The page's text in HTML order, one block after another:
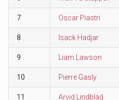
7 Oscar Piastri
8 Isack Hadjar
9 Liam Lawson
10 Pierre Gasly
11 Arvid Lindblad